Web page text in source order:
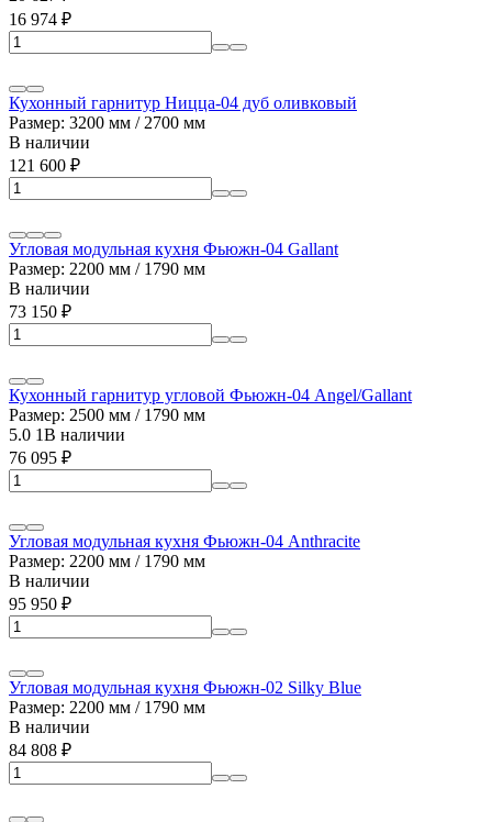
16 974 ₽
Кухонный гарнитур Ницца-04 дуб оливковый
Размер: 3200 мм / 2700 мм
В наличии
121 600 ₽
Угловая модульная кухня Фьюжн-04 Gallant
Размер: 2200 мм / 1790 мм
В наличии
73 150 ₽
Кухонный гарнитур угловой Фьюжн-04 Angel/Gallant
Размер: 2500 мм / 1790 мм
5.0 1В наличии
76 095 ₽
Угловая модульная кухня Фьюжн-04 Anthracite
Размер: 2200 мм / 1790 мм
В наличии
95 950 ₽
Угловая модульная кухня Фьюжн-02 Silky Blue
Размер: 2200 мм / 1790 мм
В наличии
84 808 ₽